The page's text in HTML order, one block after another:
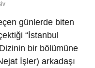
günlerde biten
“İstanbul
bir bölümüne
İşler) arkadaşı